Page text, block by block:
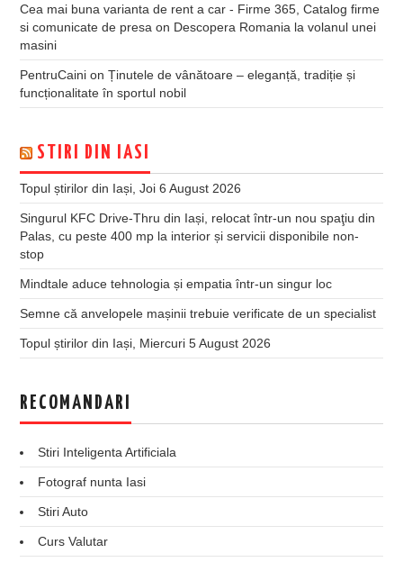
Cea mai buna varianta de rent a car - Firme 365, Catalog firme
si comunicate de presa on Descopera Romania la volanul unei
masini
PentruCaini onȚinutele de vânătoare – eleganță, tradiție și
funcționalitate în sportul nobil
STIRI DIN IASI
Topul știrilor din Iași, Joi 6 August 2026
Singurul KFC Drive-Thru din Iași, relocat într-un nou spaţiu din
Palas, cu peste 400 mp la interior și servicii disponibile non-
stop
Mindtale aduce tehnologia și empatia într-un singur loc
Semne că anvelopele mașinii trebuie verificate de un specialist
Topul știrilor din Iași, Miercuri 5 August 2026
RECOMANDARI
Stiri Inteligenta Artificiala
Fotograf nunta Iasi
Stiri Auto
Curs Valutar